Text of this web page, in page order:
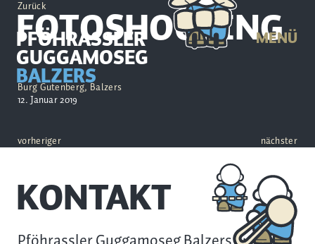
PFÖHRASSLER
GUGGAMOSEG
BALZERS
MENÜ
Zurück
FOTOSHOOTING
Burg Gutenberg, Balzers
12. Januar 2019
vorheriger nächster
KONTAKT